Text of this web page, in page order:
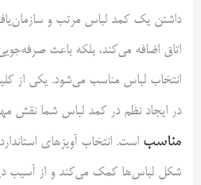
داشتن یک کمد لباس مرتب و
اتاق اضافه می‌کند، بلکه باعث
انتخاب لباس مناسب می‌شود. یکی از
در ایجاد نظم در کمد لباس شما نقش
مناسب است. انتخاب آویزهای
شکل لباس‌ها کمک می‌کند و از آسیب